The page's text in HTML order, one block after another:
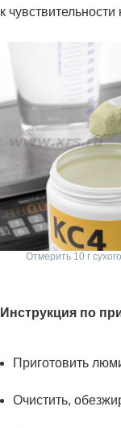
к чувствительности
Отмерить 10 г
Инструкция по
Приготовить
Очистить,